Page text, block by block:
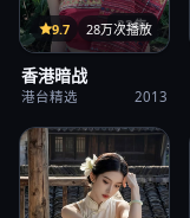
33集
9.7 28万次播放
香港暗战
港台精选 2013